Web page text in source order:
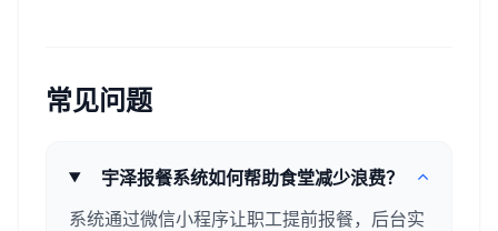
常见问题
宇泽报餐系统如何帮助食堂减少浪费？
系统通过微信小程序让职工提前报餐，后台实